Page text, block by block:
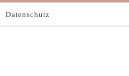
Datenschutz